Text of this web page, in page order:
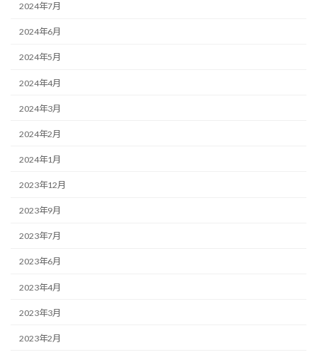
2024年7月
2024年6月
2024年5月
2024年4月
2024年3月
2024年2月
2024年1月
2023年12月
2023年9月
2023年7月
2023年6月
2023年4月
2023年3月
2023年2月